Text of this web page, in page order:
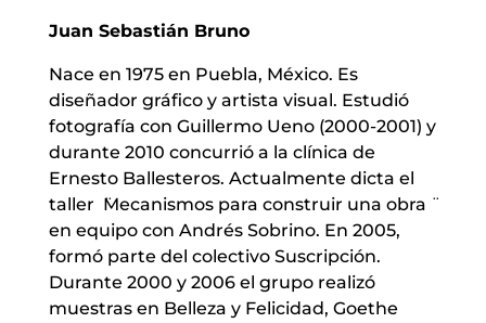
Juan Sebastián Bruno
Nace en 1975 en Puebla, México. Es
diseñador gráfico y artista visual. Estudió
fotografía con Guillermo Ueno (2000-2001) y
durante 2010 concurrió a la clínica de
Ernesto Ballesteros. Actualmente dicta el
taller ̈Mecanismos para construir una obra ̈
en equipo con Andrés Sobrino. En 2005,
formó parte del colectivo Suscripción.
Durante 2000 y 2006 el grupo realizó
muestras en Belleza y Felicidad, Goethe